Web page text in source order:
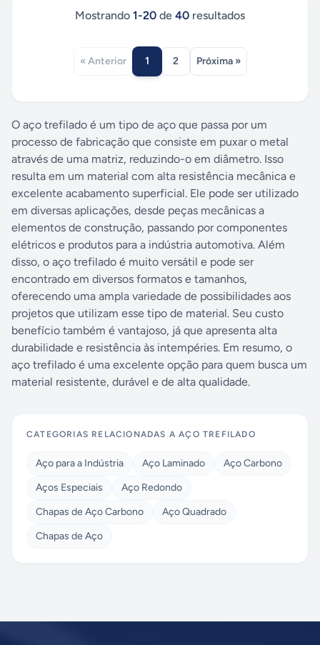
Mostrando 1-20 de 40 resultados
« Anterior 1 2 Próxima »
O aço trefilado é um tipo de aço que passa por um
processo de fabricação que consiste em puxar o metal
através de uma matriz, reduzindo-o em diâmetro. Isso
resulta em um material com alta resistência mecânica e
excelente acabamento superficial. Ele pode ser utilizado
em diversas aplicações, desde peças mecânicas a
elementos de construção, passando por componentes
elétricos e produtos para a indústria automotiva. Além
disso, o aço trefilado é muito versátil e pode ser
encontrado em diversos formatos e tamanhos,
oferecendo uma ampla variedade de possibilidades aos
projetos que utilizam esse tipo de material. Seu custo
benefício também é vantajoso, já que apresenta alta
durabilidade e resistência às intempéries. Em resumo, o
aço trefilado é uma excelente opção para quem busca um
material resistente, durável e de alta qualidade.
CATEGORIAS RELACIONADAS AAÇO TREFILADO
Aço para a Indústria Aço Laminado
Aço Carbono
Aços Especiais
Aço Redondo
Chapas de Aço Carbono
Aço Quadrado
Chapas de Aço